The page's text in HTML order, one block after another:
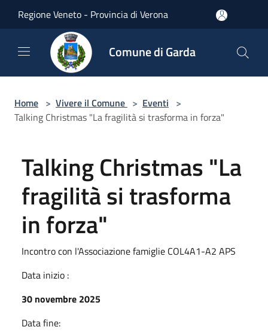
Regione Veneto - Provincia di Verona
Comune di Garda
Home > Vivere il Comune > Eventi >
Talking Christmas "La fragilità si trasforma in forza"
Talking Christmas "La
fragilità si trasforma
in forza"
Incontro con l'Associazione famiglie COL4A1-A2 APS
Data inizio :
30 novembre 2025
Data fine: